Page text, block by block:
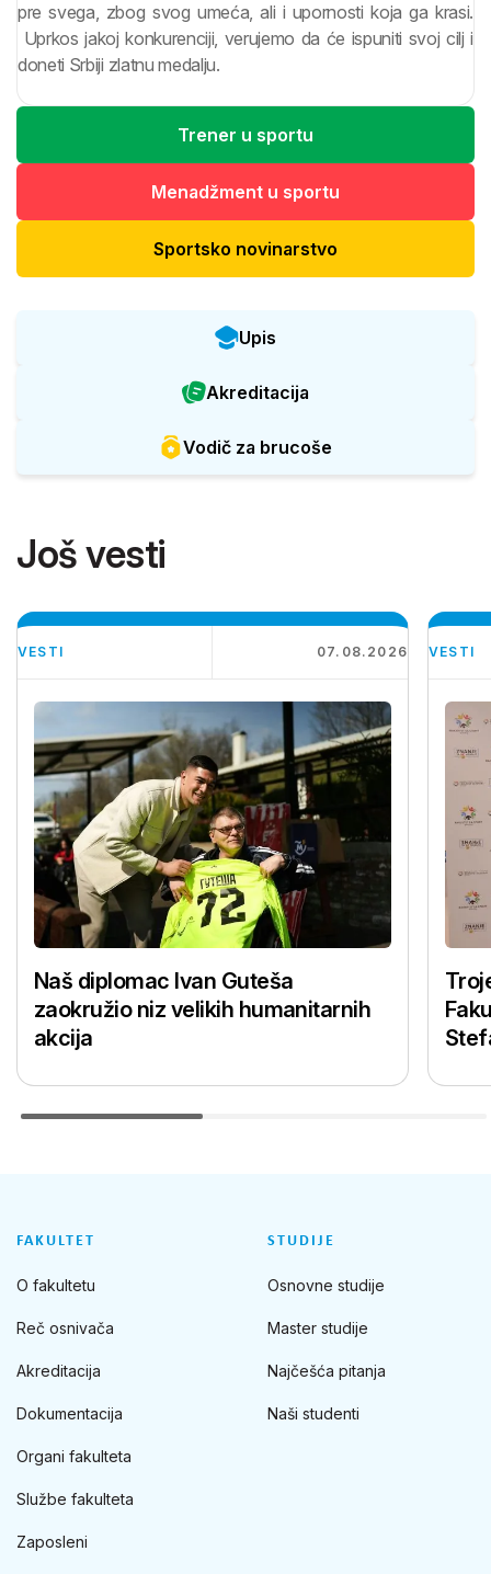
pre svega, zbog svog umeća, ali i upornosti koja ga krasi.
Uprkos jakoj konkurenciji, verujemo da će ispuniti svoj cilj i
doneti Srbiji zlatnu medalju.
Trener u sportu
Menadžment u sportu
Sportsko novinarstvo
Upis
Akreditacija
Vodič za brucoše
Još vesti
VESTI 07.08.2026
Naš diplomac Ivan Guteša
zaokružio niz velikih humanitarnih
akcija
VESTI
FAKULTET
O fakultetu
Reč osnivača
Akreditacija
Dokumentacija
Organi fakulteta
Službe fakulteta
Zaposleni
STUDIJE
Osnovne studije
Master studije
Najčešća pitanja
Naši studenti